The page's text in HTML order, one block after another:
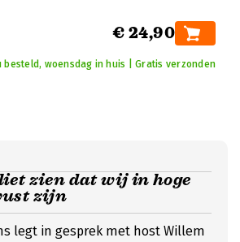
€ 24,90
besteld, woensdag in huis | Gratis verzonden
zien dat wij in hoge
zijn
legt in gesprek met host Willem